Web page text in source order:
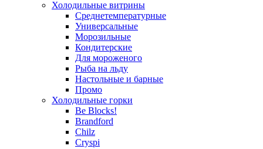
Холодильные витрины
Среднетемпературные
Универсальные
Морозильные
Кондитерские
Для мороженого
Рыба на льду
Настольные и барные
Промо
Холодильные горки
Be Blocks!
Brandford
Chilz
Cryspi